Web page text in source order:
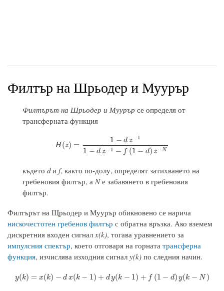
Филтър на Шрьодер и Муурър
Филтърът на Шрьодер и Муурър се определя от
трансферната функция
H(z) =
1 − d z−1
1 − d z−1 − f (1 − d) z−N
H( z)= 1−dz−11−dz−1−f(1−d)z−N
където dи f, както по-долу, определят затихването на
гребеновия филтър, а Nе забавянето в гребеновия
филтър.
Филтърът на Щрьодер и Муурър обикновено се нарича
нискочестотен гребенов филтър с обратна връзка. Ако вземем
дискретния входен сигналx(k), тогава уравнението за
импулсния спектър, което отговаря на горната трансферна
функция, изчислява изходния сигнал y(k) по следния начин.
y(k) = x(k) − d x(k − 1) + dy(k − 1) + f (1 − d) y(k − N )
y( k) =x(k)− dx (k− 1) +dy(k−1) +f( 1− d) y(k −N)